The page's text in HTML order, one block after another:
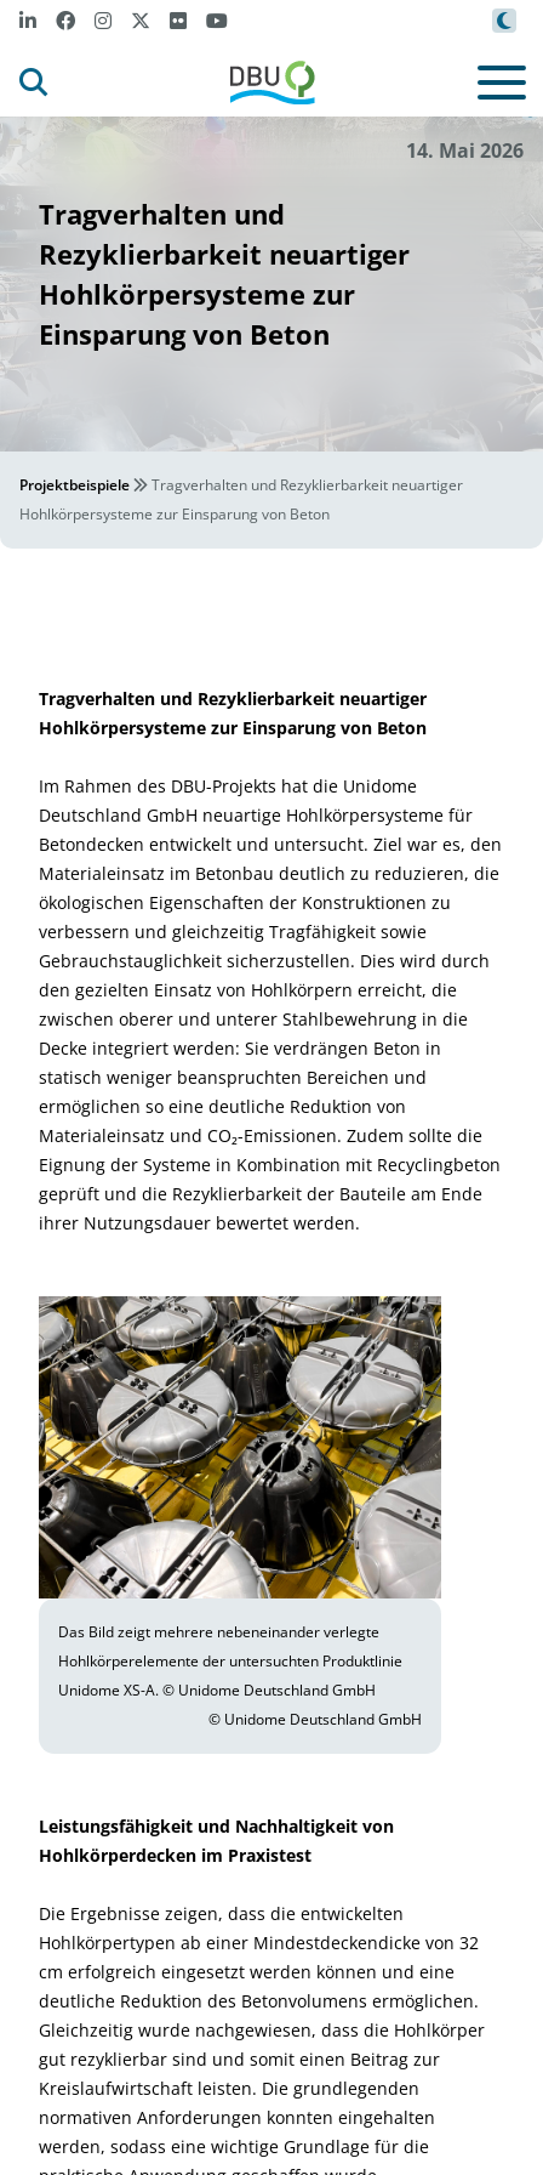
Un
i
do
m
e Deut s
ch
l
and Gm
14. Mai 2026
Tragverhalten und
Rezyklierbarkeit neuartiger
Hohlkörpersysteme zur
Einsparung von Beton
Projektbeispiele
Tragverhalten und Rezyklierbarkeit neuartiger
Hohlkörpersysteme zur Einsparung von Beton
Tragverhalten und Rezyklierbarkeit neuartiger
Hohlkörpersysteme zur Einsparung von Beton
Im Rahmen des DBU-Projekts hat die Unidome
Deutschland GmbH neuartige Hohlkörpersysteme für
Betondecken entwickelt und untersucht. Ziel war es, den
Materialeinsatz im Betonbau deutlich zu reduzieren, die
ökologischen Eigenschaften der Konstruktionen zu
verbessern und gleichzeitig Tragfähigkeit sowie
Gebrauchstauglichkeit sicherzustellen. Dies wird durch
den gezielten Einsatz von Hohlkörpern erreicht, die
zwischen oberer und unterer Stahlbewehrung in die
Decke integriert werden: Sie verdrängen Beton in
statisch weniger beanspruchten Bereichen und
ermöglichen so eine deutliche Reduktion von
Materialeinsatz und CO₂-Emissionen. Zudem sollte die
Eignung der Systeme in Kombination mit Recyclingbeton
geprüft und die Rezyklierbarkeit der Bauteile am Ende
ihrer Nutzungsdauer bewertet werden.
Das Bild zeigt mehrere nebeneinander verlegte
Hohlkörperelemente der untersuchten Produktlinie
Unidome XS-A. © Unidome Deutschland GmbH
© Unidome Deutschland GmbH
Leistungsfähigkeit und Nachhaltigkeit von
Hohlkörperdecken im Praxistest
Die Ergebnisse zeigen, dass die entwickelten
Hohlkörpertypen ab einer Mindestdeckendicke von 32
cm erfolgreich eingesetzt werden können und eine
deutliche Reduktion des Betonvolumens ermöglichen.
Gleichzeitig wurde nachgewiesen, dass die Hohlkörper
gut rezyklierbar sind und somit einen Beitrag zur
Kreislaufwirtschaft leisten. Die grundlegenden
normativen Anforderungen konnten eingehalten
werden, sodass eine wichtige Grundlage für die